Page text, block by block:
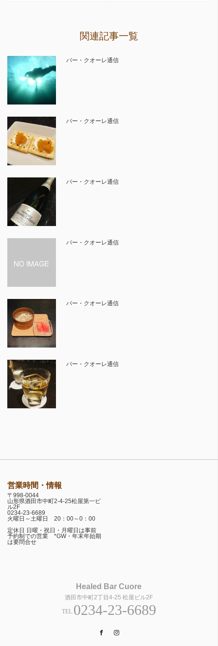
関連記事一覧
バー・クオーレ通信
バー・クオーレ通信
バー・クオーレ通信
バー・クオーレ通信
バー・クオーレ通信
バー・クオーレ通信
営業時間・情報
〒998-0044
山形県酒田市中町2-4-25松屋第一ビ
ル2F
0234-23-6689
火曜日～土曜日 20：00～0：00
定休日 日曜・祝日・月曜日は事前
予約制での営業 *GW・年末年始期
は要問合せ
Healed Bar Cuore
酒田市中町2丁目4-25 松屋ビル2F
TEL.0234-23-6689
Facebook